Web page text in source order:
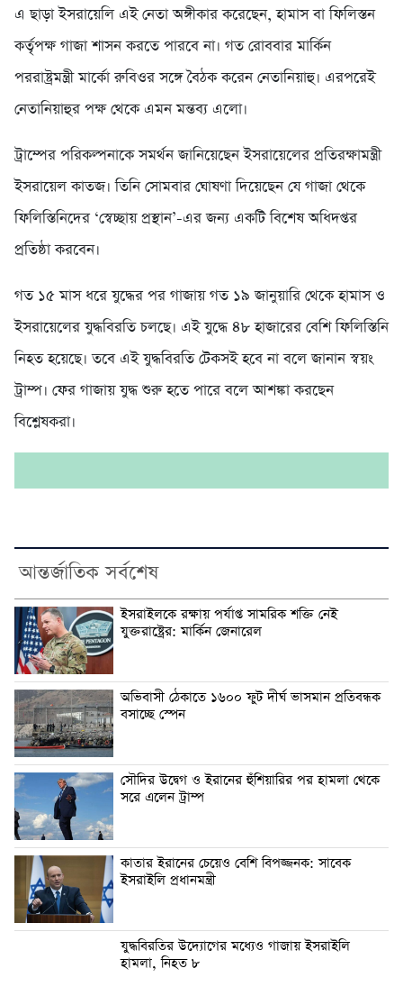
এ ছাড়া ইসরায়েলি এই নেতা অঙ্গীকার করেছেন, হামাস বা ফিলিস্তন
কর্তৃপক্ষ গাজা শাসন করতে পারবে না। গত রোববার মার্কিন
পররাষ্ট্রমন্ত্রী মার্কো রুবিওর সঙ্গে বৈঠক করেন নেতানিয়াহু। এরপরেই
নেতানিয়াহুর পক্ষ থেকে এমন মন্তব্য এলো।
ট্রাম্পের পরিকল্পনাকে সমর্থন জানিয়েছেন ইসরায়েলের প্রতিরক্ষামন্ত্রী
ইসরায়েল কাতজ। তিনি সোমবার ঘোষণা দিয়েছেন যে গাজা থেকে
ফিলিস্তিনিদের ‘স্বেচ্ছায় প্রস্থান’-এর জন্য একটি বিশেষ অধিদপ্তর
প্রতিষ্ঠা করবেন।
গত ১৫ মাস ধরে যুদ্ধের পর গাজায় গত ১৯ জানুয়ারি থেকে হামাস ও
ইসরায়েলের যুদ্ধবিরতি চলছে। এই যুদ্ধে ৪৮ হাজারের বেশি ফিলিস্তিনি
নিহত হয়েছে। তবে এই যুদ্ধবিরতি টেকসই হবে না বলে জানান স্বয়ং
ট্রাম্প। ফের গাজায় যুদ্ধ শুরু হতে পারে বলে আশঙ্কা করছেন
বিশ্লেষকরা।
আন্তর্জাতিক সর্বশেষ
ইসরাইলকে রক্ষায় পর্যাপ্ত সামরিক শক্তি নেই
যুক্তরাষ্ট্রের: মার্কিন জেনারেল
অভিবাসী ঠেকাতে ১৬০০ ফুট দীর্ঘ ভাসমান প্রতিবন্ধক
বসাচ্ছে স্পেন
সৌদির উদ্বেগ ও ইরানের হুঁশিয়ারির পর হামলা থেকে
সরে এলেন ট্রাম্প
কাতার ইরানের চেয়েও বেশি বিপজ্জনক: সাবেক
ইসরাইলি প্রধানমন্ত্রী
যুদ্ধবিরতির উদ্যোগের মধ্যেও গাজায় ইসরাইলি
হামলা, নিহত ৮